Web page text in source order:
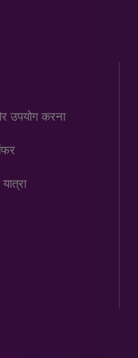
उपयोग करना